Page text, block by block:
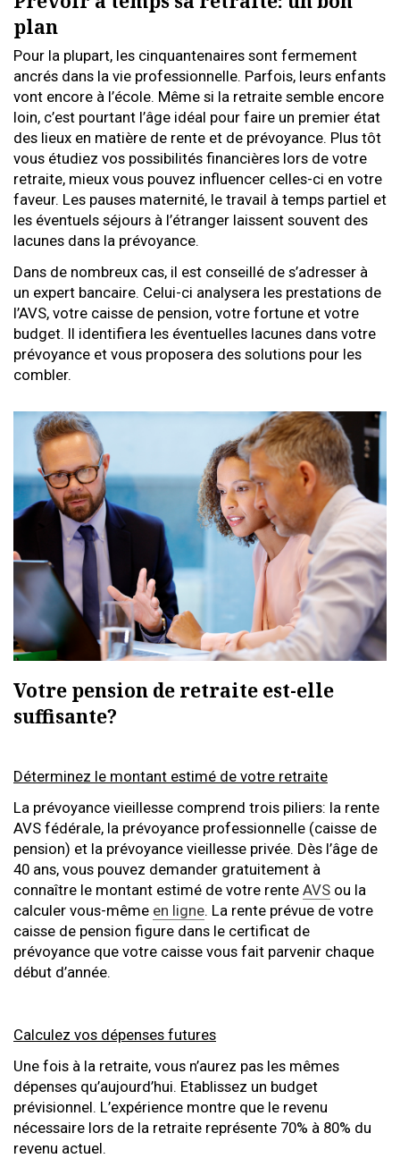
plan
Pour la plupart, les cinquantenaires sont fermement
ancrés dans la vie professionnelle. Parfois, leurs enfants
vont encore à l’école. Même si la retraite semble encore
loin, c’est pourtant l’âge idéal pour faire un premier état
des lieux en matière de rente et de prévoyance. Plus tôt
vous étudiez vos possibilités financières lors de votre
retraite, mieux vous pouvez influencer celles-ci en votre
faveur. Les pauses maternité, le travail à temps partiel et
les éventuels séjours à l’étranger laissent souvent des
lacunes dans la prévoyance.
Dans de nombreux cas, il est conseillé de s’adresser à
un expert bancaire. Celui-ci analysera les prestations de
l’AVS, votre caisse de pension, votre fortune et votre
budget. Il identifiera les éventuelles lacunes dans votre
prévoyance et vous proposera des solutions pour les
combler.
Votre pension de retraite est-elle
suffisante?
Déterminez le montant estimé de votre retraite
La prévoyance vieillesse comprend trois piliers: la rente
AVS fédérale, la prévoyance professionnelle (caisse de
pension) et la prévoyance vieillesse privée. Dès l’âge de
40 ans, vous pouvez demander gratuitement à
connaître le montant estimé de votre rente AVS ou la
calculer vous-même en ligne. La rente prévue de votre
caisse de pension figure dans le certificat de
prévoyance que votre caisse vous fait parvenir chaque
début d’année.
Calculez vos dépenses futures
Une fois à la retraite, vous n’aurez pas les mêmes
dépenses qu’aujourd’hui. Etablissez un budget
prévisionnel. L’expérience montre que le revenu
nécessaire lors de la retraite représente 70% à 80% du
revenu actuel.